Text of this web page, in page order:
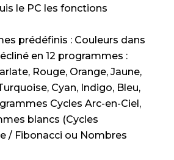
le PC les fonctions
prédéfinis : Couleurs dans
en 12 programmes :
Rouge, Orange, Jaune,
Cyan, Indigo, Bleu,
Cycles Arc-en-Ciel,
blancs (Cycles
/ Fibonacci ou Nombres